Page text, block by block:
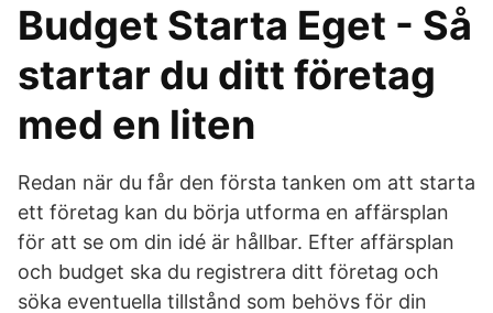
Budget Starta Eget - Så
startar du ditt företag
med en liten
Redan när du får den första tanken om att starta
ett företag kan du börja utforma en affärsplan
för att se om din idé är hållbar. Efter affärsplan
och budget ska du registrera ditt företag och
söka eventuella tillstånd som behövs för din